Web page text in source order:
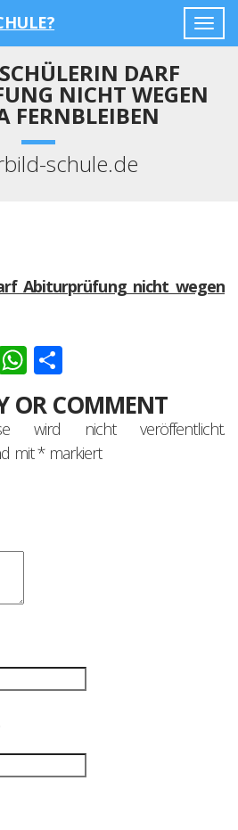
DARF
NICHT WEGEN
FERNBLEIBEN
schule.de
Abiturprüfung nicht wegen
WhatsApp
OR COMMENT
wird nicht veröffentlicht.
mit*markiert